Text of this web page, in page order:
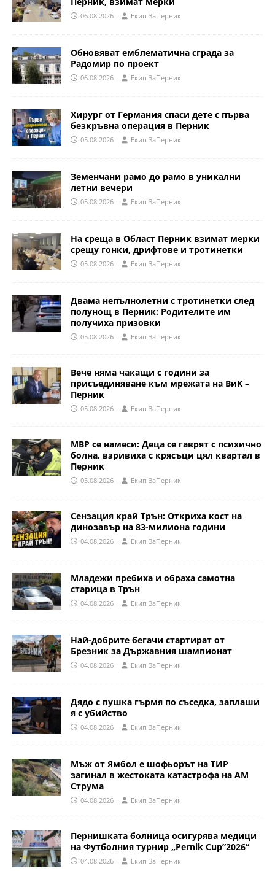
06.08.2026 Eкип ЗаПерник
Обновяват емблематична сграда за
Радомир по проект
06.08.2026 Eкип ЗаПерник
Хирург от Германия спаси дете с първа
безкръвна операция в Перник
05.08.2026 Eкип ЗаПерник
Земенчани рамо до рамо в уникални
летни вечери
05.08.2026 Eкип ЗаПерник
На среща в Област Перник взимат мерки
срещу гонки, дрифтове и тротинетки
05.08.2026 Eкип ЗаПерник
Двама непълнолетни с тротинетки след
полунощ в Перник: Родителите им
получиха призовки
05.08.2026 Eкип ЗаПерник
Вече няма чакащи с години за
присъединяване към мрежата на ВиК –
Перник
05.08.2026 Eкип ЗаПерник
МВР се намеси: Деца се гаврят с психично
болна, взривиха с крясъци цял квартал в
Перник
05.08.2026 Eкип ЗаПерник
Сензация край Трън: Откриха кост на
динозавър на 83-милиона години
04.08.2026 Eкип ЗаПерник
Младежи пребиха и обраха самотна
старица в Трън
04.08.2026 Eкип ЗаПерник
Най-добрите бегачи стартират от
Брезник за Държавния шампионат
04.08.2026 Eкип ЗаПерник
Дядо с пушка гърмя по съседка, заплаши
я с убийство
04.08.2026 Eкип ЗаПерник
Мъж от Ямбол е шофьорът на ТИР
загинал в жестоката катастрофа на АМ
Струма
04.08.2026 Eкип ЗаПерник
Пернишката болница осигурява медици
на Футболния турнир „Pernik Cup”2026“
04.08.2026 Eкип ЗаПерник